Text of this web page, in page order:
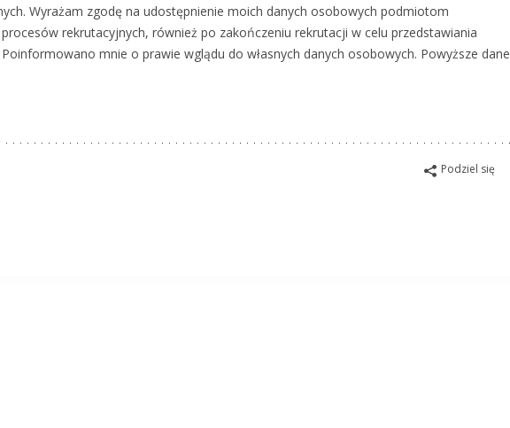
Wyrażam zgodę na udostępnienie moich danych osobowych podmiotom
rekrutacyjnych, również po zakończeniu rekrutacji w celu przedstawiania
mnie o prawie wglądu do własnych danych osobowych. Powyższe dane
Podziel się